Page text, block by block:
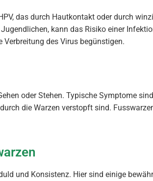
das durch Hautkontakt oder durch
kann das Risiko einer
des Virus begünstigen.
oder Stehen. Typische Symptome
die Warzen verstopft sind.
und Konsistenz. Hier sind einige